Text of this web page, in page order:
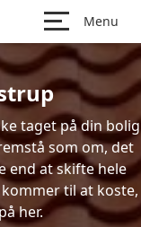
Menu
taget på din bolig
som om, det
end at skifte hele
til at koste,
her.